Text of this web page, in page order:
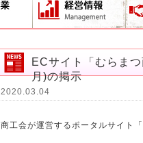
ECサイト「むらま
月)の掲示
2020.03.04
商工会が運営するポータルサイト